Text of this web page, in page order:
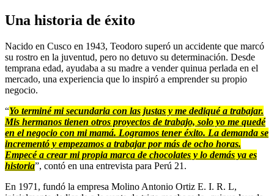
Una historia de éxito
Nacido en Cusco en 1943, Teodoro superó un accidente que marcó
su rostro en la juventud, pero no detuvo su determinación. Desde
temprana edad, ayudaba a su madre a vender quinua perlada en el
mercado, una experiencia que lo inspiró a emprender su propio
negocio.
“Yo terminé mi secundaria con las justas y me dediqué a trabajar.
Mis hermanos tienen otros proyectos de trabajo, solo yo me quedé
en el negocio con mi mamá. Logramos tener éxito. La demanda se
incrementó y empezamos a trabajar por más de ocho horas.
Empecé a crear mi propia marca de chocolates y lo demás ya es
historia”, contó en una entrevista para Perú 21.
En 1971, fundó la empresa Molino Antonio Ortiz E. I. R. L,